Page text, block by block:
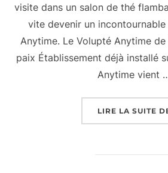
visite dans un salon de thé
vite devenir un
Anytime. Le Volupté Anytime
paix Établissement déjà installé
Anytime vient
LIRE LA SUITE